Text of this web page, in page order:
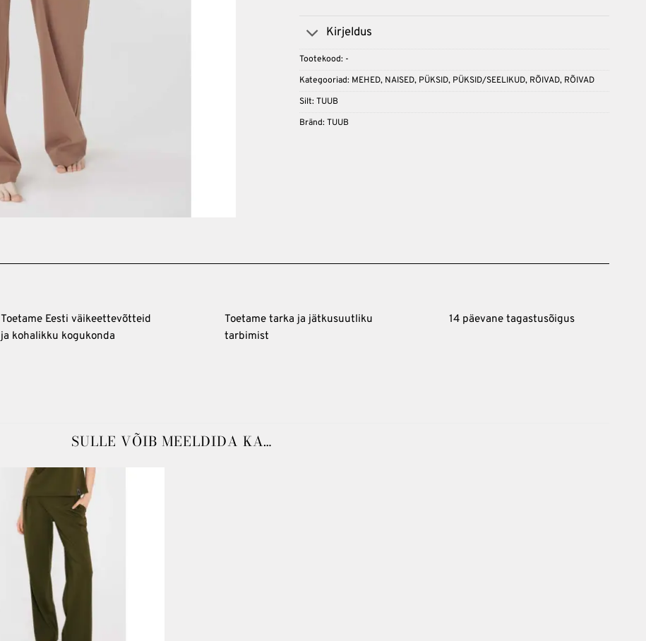
Kirjeldus
Tootekood: -
Kategooriad: MEHED, NAISED, PÜKSID, PÜKSID/SEELIKUD, RÕIVAD, RÕIVAD
Silt:TUUB
Bränd:TUUB
Toetame Eesti väikeettevõtteid
ja kohalikku kogukonda
Toetame tarka ja jätkusuutliku
tarbimist
14 päevane tagastusõigus
SULLE VÕIB MEELDIDA KA…